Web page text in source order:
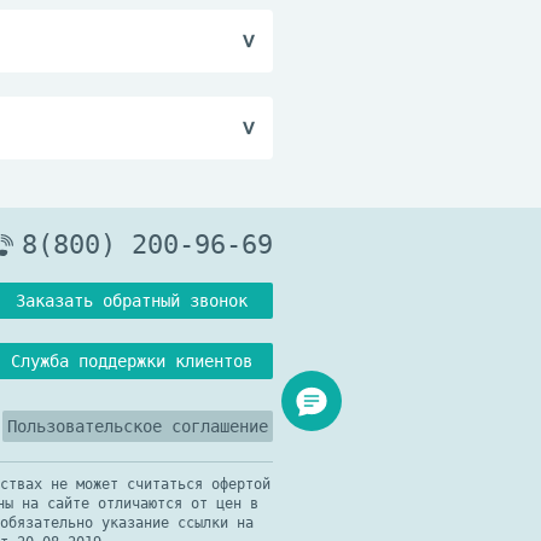
многие пациенты,
увеличивать до
начинают согласно
на второй
но в сочетании с
Возможен
кортизола в
8(800) 200-96-69
Заказать обратный звонок
Служба поддержки клиентов
Пользовательское соглашение
не может считаться офертой
на сайте отличаются от цен в
указание ссылки на